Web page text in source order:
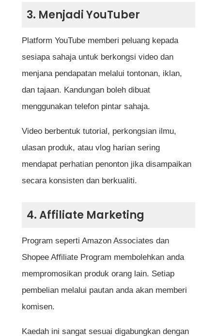
Perlu fokus satu cara sahaja atau boleh
Rujukan
3. Menjadi YouTuber
Platform YouTube memberi peluang kepada
sesiapa sahaja untuk berkongsi video dan
menjana pendapatan melalui tontonan, iklan,
dan tajaan. Kandungan boleh dibuat
menggunakan telefon pintar sahaja.
Video berbentuk tutorial, perkongsian ilmu,
ulasan produk, atau vlog harian sering
mendapat perhatian penonton jika disampaikan
secara konsisten dan berkualiti.
4. Affiliate Marketing
Program seperti Amazon Associates dan
Shopee Affiliate Program membolehkan anda
mempromosikan produk orang lain. Setiap
pembelian melalui pautan anda akan memberi
komisen.
Kaedah ini sangat sesuai digabungkan dengan